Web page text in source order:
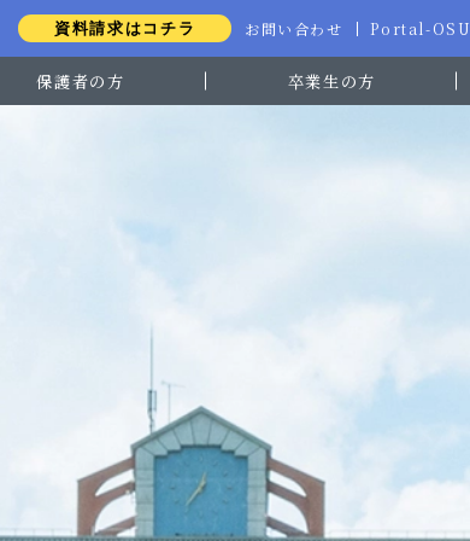
資料請求はコチラ お問い合わせ Portal-OSU
保護者の方 卒業生の方